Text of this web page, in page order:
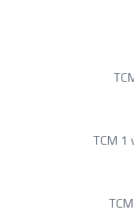
TCM 1